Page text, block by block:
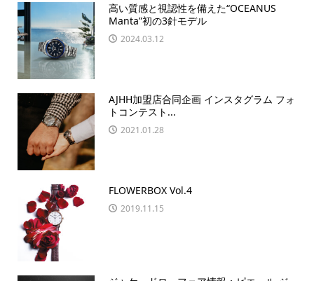
高い質感と視認性を備えた“OCEANUS
Manta”初の3針モデル
2024.03.12
AJHH加盟店合同企画 インスタグラム フォ
トコンテスト...
2021.01.28
FLOWERBOX Vol.4
2019.11.15